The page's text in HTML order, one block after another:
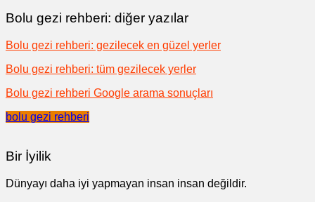
Bolu gezi rehberi: diğer yazılar
Bolu gezi rehberi: gezilecek en güzel yerler
Bolu gezi rehberi: tüm gezilecek yerler
Bolu gezi rehberi Google arama sonuçları
bolu gezi rehberi
Bir İyilik
Dünyayı daha iyi yapmayan insan insan değildir.